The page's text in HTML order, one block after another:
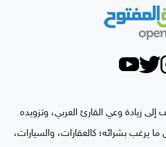
زيادة وعي القارئ العربي، وتزويده
بشرائه؛ كالعقارات، والسيارات،